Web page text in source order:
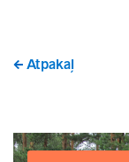
Atpakaļ